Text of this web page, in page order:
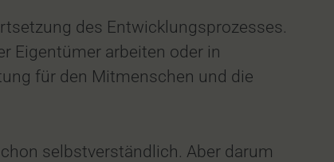
des Entwicklungsprozesses.
Eigentümer arbeiten oder in
für den Mitmenschen und die
selbstverständlich. Aber darum